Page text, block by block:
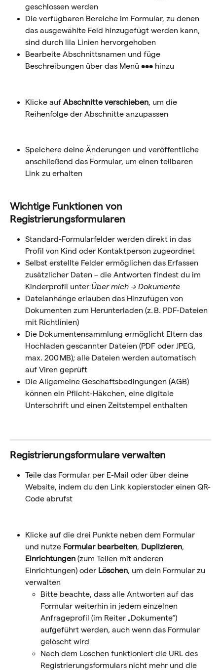
geschlossen werden
Die verfügbaren Bereiche im Formular, zu denen
das ausgewählte Feld hinzugefügt werden kann,
sind durch lila Linien hervorgehoben
Bearbeite Abschnittsnamen und füge
Beschreibungen über das Menü ••• hinzu
Klicke auf Abschnitte verschieben, um die
Reihenfolge der Abschnitte anzupassen
Speichere deine Änderungen und veröffentliche
anschließend das Formular, um einen teilbaren
Link zu erhalten
Wichtige Funktionen von
Registrierungsformularen
Standard-Formularfelder werden direkt in das
Profil von Kind oder Kontaktperson zugeordnet
Selbst erstellte Felder ermöglichen das Erfassen
zusätzlicher Daten – die Antworten findest du im
Kinderprofil unter Über mich → Dokumente
Dateianhänge erlauben das Hinzufügen von
Dokumenten zum Herunterladen (z. B. PDF-Dateien
mit Richtlinien)
Die Dokumentensammlung ermöglicht Eltern das
Hochladen gescannter Dateien (PDF oder JPEG,
max. 200 MB); alle Dateien werden automatisch
auf Viren geprüft
Die Allgemeine Geschäftsbedingungen (AGB)
können ein Pflicht-Häkchen, eine digitale
Unterschrift und einen Zeitstempel enthalten
Registrierungsformulare verwalten
Teile das Formular per E-Mail oder über deine
Website, indem du den Link kopierstoder einen QR-
Code abrufst
Klicke auf die drei Punkte neben dem Formular
und nutze Formular bearbeiten, Duplizieren,
Einrichtungen (zum Teilen mit anderen
Einrichtungen) oder Löschen, um dein Formular zu
verwalten
Bitte beachte, dass alle Antworten auf das
Formular weiterhin in jedem einzelnen
Anfrageprofil (im Reiter „Dokumente“)
aufgeführt werden, auch wenn das Formular
gelöscht wird
Nach dem Löschen funktioniert die URL des
Registrierungsformulars nicht mehr und die